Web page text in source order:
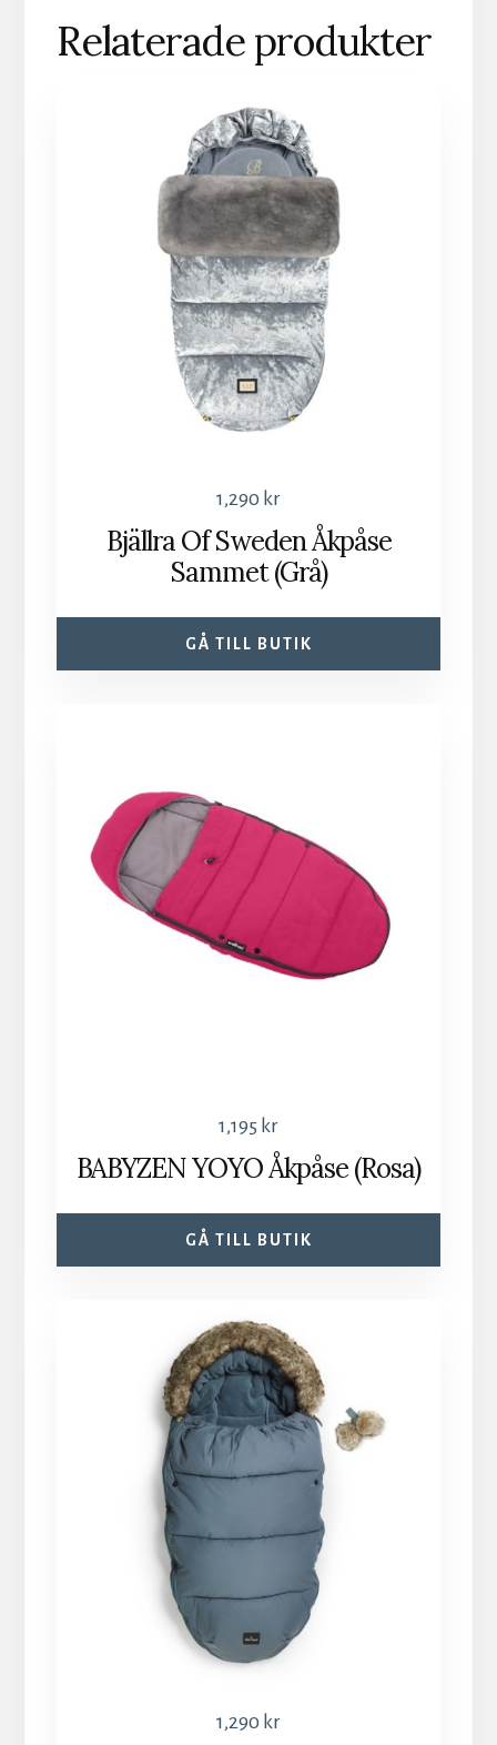
Relaterade produkter
1,290 kr
Bjällra Of Sweden Åkpåse
Sammet (Grå)
GÅ TILL BUTIK
1,195 kr
BABYZEN YOYO Åkpåse (Rosa)
GÅ TILL BUTIK
1,290 kr